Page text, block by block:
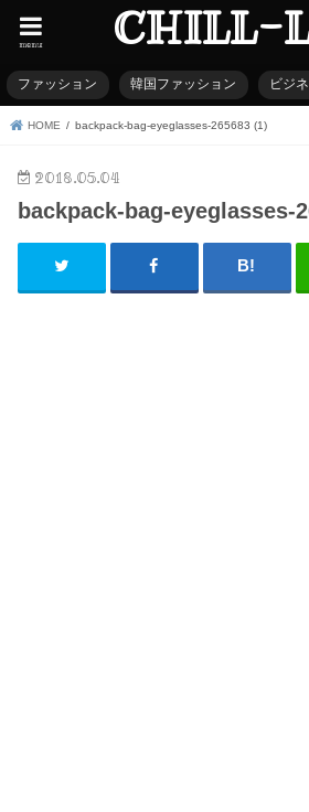
CHILL-
menu
ファッション 韓国ファッション ビジ
HOME backpack-bag-eyeglasses-265683 (1)
2018.05.04
backpack-bag-eyeglasses-